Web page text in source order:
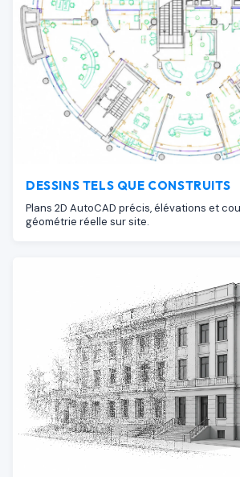
DESSINS TELS QUE CONSTRUITS
Plans 2D AutoCAD précis, élévations et
géométrie réelle sur site.